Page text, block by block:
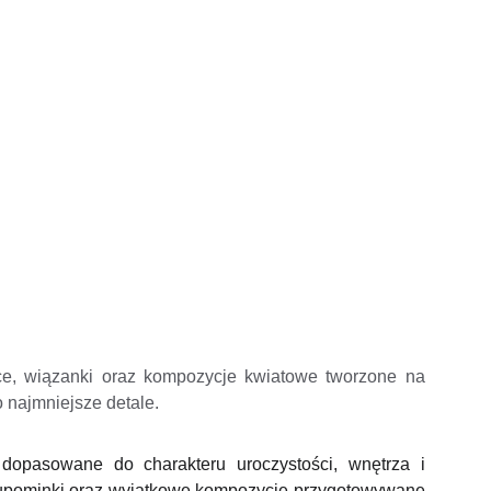
wiązanki oraz kompozycje kwiatowe tworzone na
najmniejsze detale.
do charakteru uroczystości, wnętrza i